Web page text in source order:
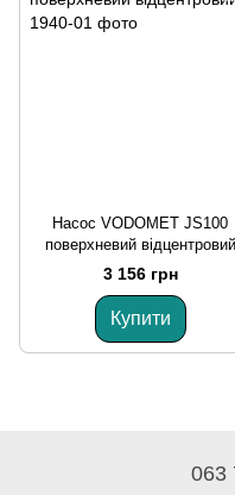
Насос VODOMET JS100
поверхневий відцентровий
3 156 грн
Купити
063